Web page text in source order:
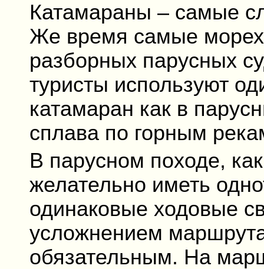
Катамараны – самые
Же время самые
разборных парусных
туристы используют
катамаран как в
сплава по горным
В парусном походе,
желательно иметь
одинаковые ходовые
усложнением
обязательным. На